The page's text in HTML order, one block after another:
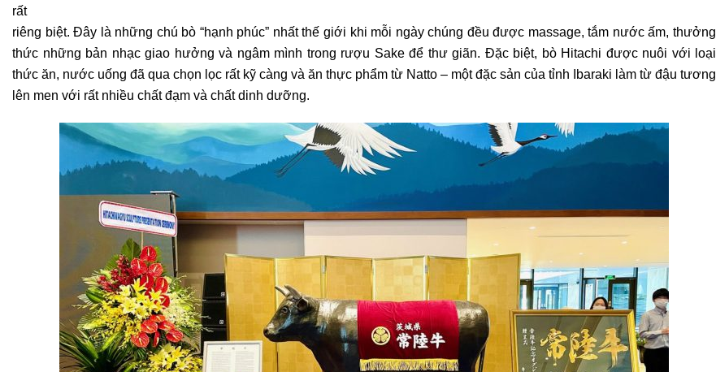
rất
riêng biệt. Đây là những chú bò “hạnh phúc” nhất thế giới khi mỗi ngàychúng đều được massage, tắm nước ấm, thưởng
thức những bản nhạc giao hưởng và ngâm mình trong rượu Sake để thư giãn. Đặc biệt, bò Hitachi được nuôi với loại
thức ăn, nước uống đã qua chọn lọc rất kỹ càng và ăn thực phẩm từ Natto – một đặc sản của tỉnh Ibaraki làm từ đậu tương
lên men với rất nhiều chất đạm và chất dinh dưỡng.